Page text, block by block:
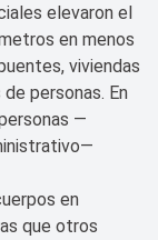
elevaron el
en menos
viviendas
personas. En
—
en
que otros